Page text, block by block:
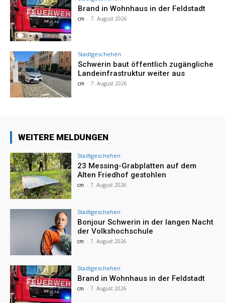
Brand in Wohnhaus in der Feldstadt
cm - 7. August 2026
Stadtgeschehen
Schwerin baut öffentlich zugängliche
Landeinfrastruktur weiter aus
cm - 7. August 2026
WEITERE MELDUNGEN
Stadtgeschehen
23 Messing-Grabplatten auf dem
Alten Friedhof gestohlen
cm - 7. August 2026
Stadtgeschehen
Bonjour Schwerin in der langen Nacht
der Volkshochschule
cm - 7. August 2026
Stadtgeschehen
Brand in Wohnhaus in der Feldstadt
cm - 7. August 2026